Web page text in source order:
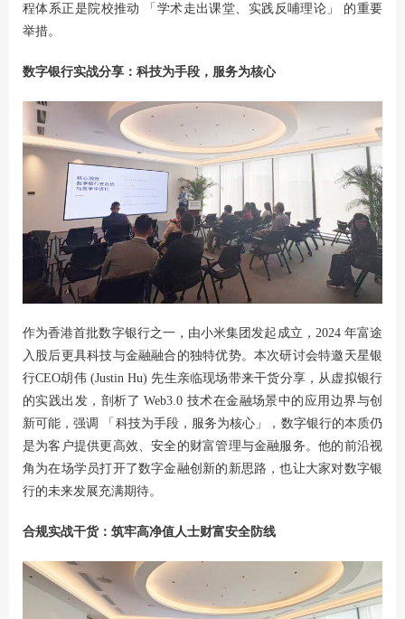
程体系正是院校推动 「学术走出课堂、实践反哺理论」 的重要
举措。
数字银行实战分享：科技为手段，服务为核心
作为香港首批数字银行之一，由小米集团发起成立，2024 年富途
入股后更具科技与金融融合的独特优势。本次研讨会特邀天星银
行CEO胡伟 (Justin Hu) 先生亲临现场带来干货分享，从虚拟银行
的实践出发，剖析了 Web3.0 技术在金融场景中的应用边界与创
新可能，强调 「科技为手段，服务为核心」，数字银行的本质仍
是为客户提供更高效、安全的财富管理与金融服务。他的前沿视
角为在场学员打开了数字金融创新的新思路，也让大家对数字银
行的未来发展充满期待。
合规实战干货：筑牢高净值人士财富安全防线